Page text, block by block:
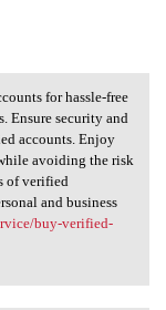
for hassle-free
Ensure security and
accounts. Enjoy
avoiding the risk
of verified
and business
buy-verified-